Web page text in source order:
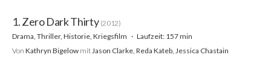
1. Zero Dark Thirty (2012)
Drama, Thriller, Historie, Kriegsfilm
Laufzeit: 157 min
Von Kathryn Bigelow mit Jason Clarke, Reda Kateb, Jessica Chastain